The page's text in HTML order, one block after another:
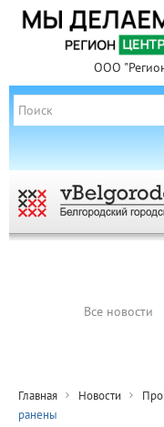
ООО
Все новости
Главная Новости
ранены